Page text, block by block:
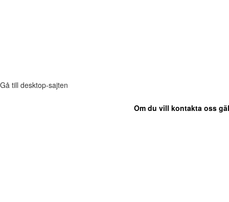
Gå till desktop-sajten
Om du vill kontakta oss